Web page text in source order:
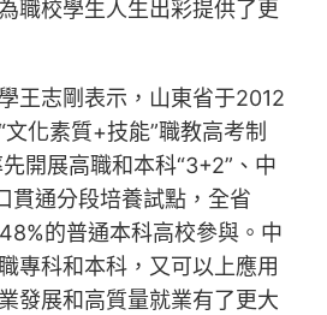
職校學生人生出彩提供了更
王志剛表示，山東省于2012
化素質+技能”職教高考制
開展高職和本科“3+2”、中
貫通分段培養試點，全省
的普通本科高校參與。中
專科和本科，又可以上應用
發展和高質量就業有了更大